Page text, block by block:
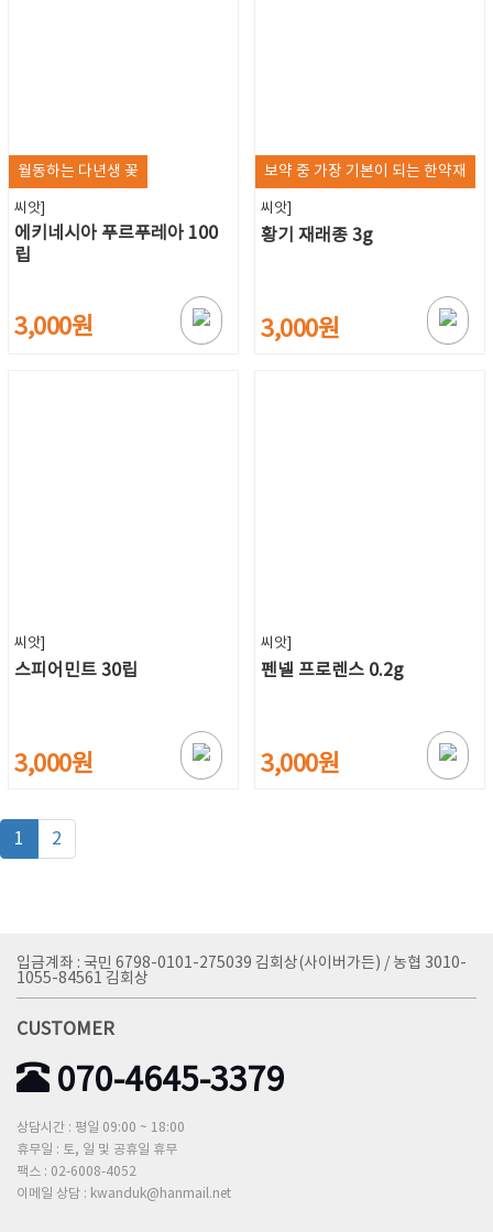
월동하는 다년생 꽃
씨앗]
에키네시아 푸르푸레아 100
립
3,000원
보약 중 가장 기본이 되는 한약재
씨앗]
황기 재래종 3g
3,000원
씨앗]
스피어민트 30립
3,000원
씨앗]
펜넬 프로렌스 0.2g
3,000원
1 2
입금계좌 : 국민 6798-0101-275039 김회상(사이버가든) / 농협 3010-
1055-84561 김회상
CUSTOMER
070-4645-3379
상담시간 : 평일 09:00 ~ 18:00
휴무일 : 토, 일 및 공휴일 휴무
팩스 : 02-6008-4052
이메일 상담 : kwanduk@hanmail.net